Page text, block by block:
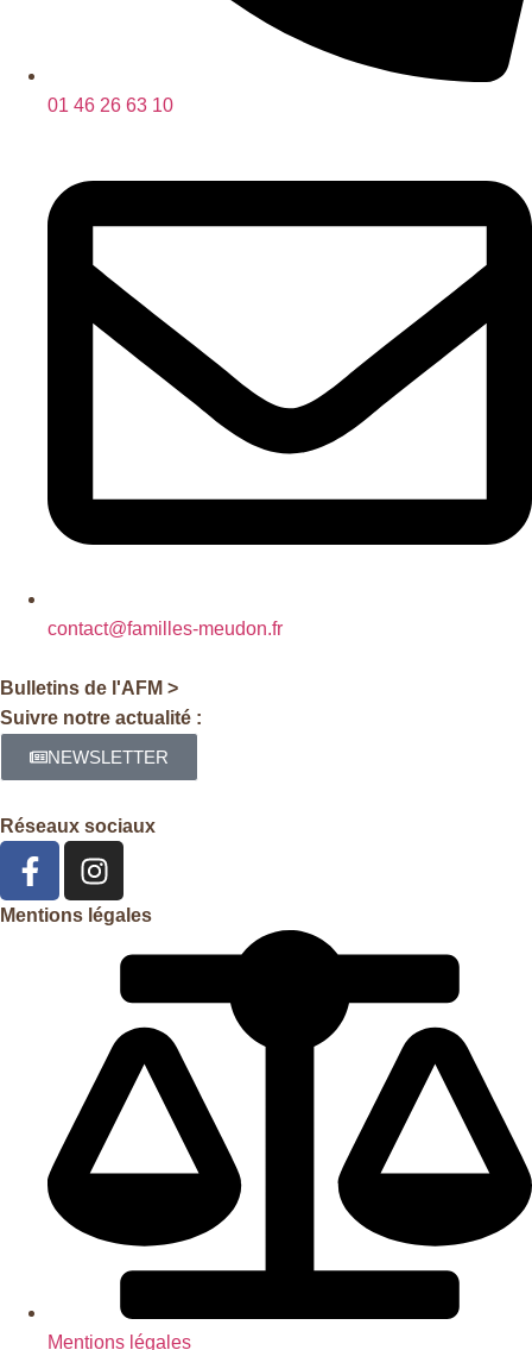
01 46 26 63 10
contact@familles-meudon.fr
Bulletins de l'AFM >
Suivre notre actualité :
NEWSLETTER
Réseaux sociaux
Mentions légales
Mentions légales